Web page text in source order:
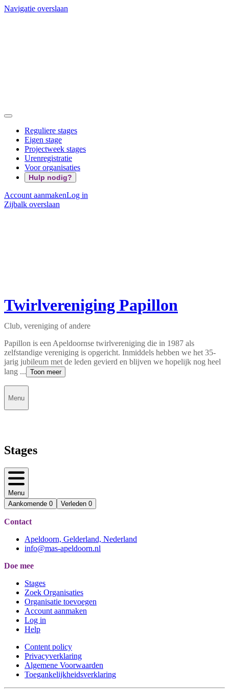
Navigatie overslaan
Reguliere stages
Eigen stage
Projectweek stages
Urenregistratie
Voor organisaties
Hulp nodig?
Account aanmakenLog in
Zijbalk overslaan
Twirlvereniging Papillon
Club, vereniging of andere
Papillon is een Apeldoornse twirlvereniging die in 1987 als
zelfstandige vereniging is opgericht. Inmiddels hebben we het 35-
jarig jubileum met de leden gevierd en blijven we hopelijk nog heel
lang ... Toon meer
Menu
Stages
Menu
Aankomende 0 Verleden 0
Contact
Apeldoorn, Gelderland, Nederland
info@mas-apeldoorn.nl
Doe mee
Stages
Zoek Organisaties
Organisatie toevoegen
Account aanmaken
Log in
Help
Content policy
Privacyverklaring
Algemene Voorwaarden
Toegankelijkheidsverklaring